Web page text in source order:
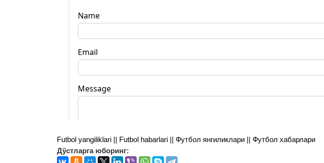
Futbol yangiliklari || Futbol habarlari || Футбол янгиликлари || Футбол хабарлари
Дўстларга юборинг: